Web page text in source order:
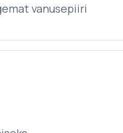
vanusepiiri